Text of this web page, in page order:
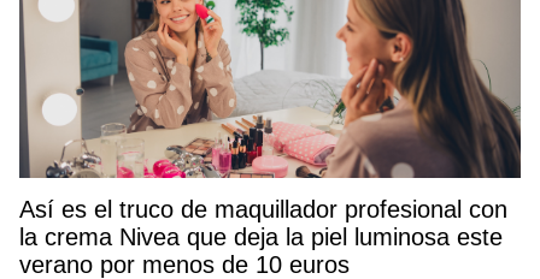
Así es el truco de maquillador profesional con
la crema Nivea que deja la piel luminosa este
verano por menos de 10 euros